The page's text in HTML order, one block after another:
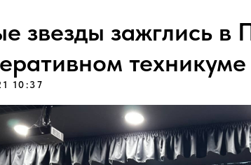
звезды зажглись в
техникуме
10:37